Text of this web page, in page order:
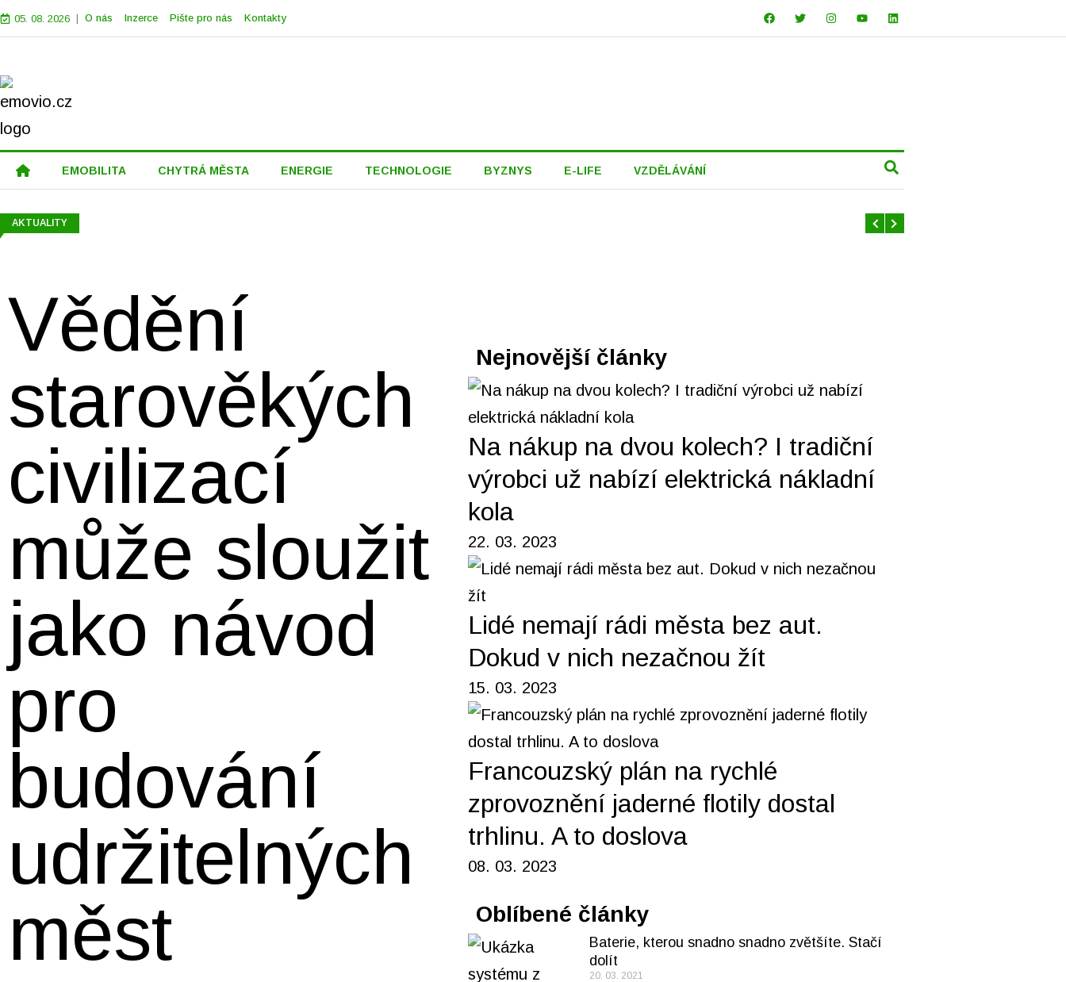
05. 08. 2026 | O nás Inzerce Pište pro nás Kontakty
EMOBILITA CHYTRÁ MĚSTA ENERGIE TECHNOLOGIE BYZNYS E-LIFE VZDĚLÁVÁNÍ
AKTUALITY
Vědění
starověkých
civilizací
může sloužit
jako návod
pro
budování
udržitelných
měst
Nejnovější články
Na nákup na dvou kolech? I tradiční
výrobci už nabízí elektrická nákladní
kola
22. 03. 2023
Lidé nemají rádi města bez aut.
Dokud v nich nezačnou žít
15. 03. 2023
Francouzský plán na rychlé
zprovoznění jaderné flotily dostal
trhlinu. A to doslova
08. 03. 2023
Oblíbené články
Baterie, kterou snadno snadno zvětšíte. Stačí
dolít
20. 03. 2021